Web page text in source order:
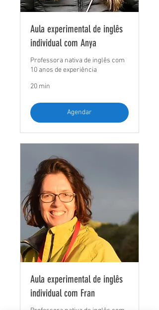
Aula experimental de inglês
individual com Anya
Professora nativa de inglês com
10 anos de experiência
20 min
Agendar
Aula experimental de inglês
individual com Fran